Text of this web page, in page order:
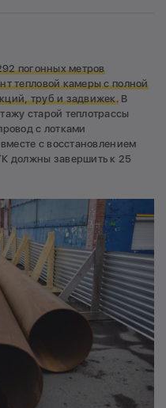
погонных метров
тепловой камеры с полной
труб и задвижек. В
старой теплотрассы
с лотками
с восстановлением
должны завершить к 25